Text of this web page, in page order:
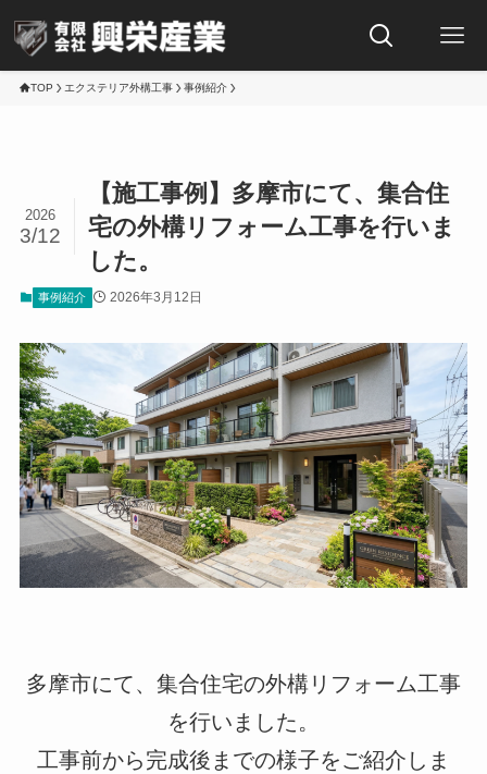
TOP エクステリア外構工事 事例紹介
【施工事例】多摩市にて、集合住
宅の外構リフォーム工事を行いま
した。
2026
3/12
事例紹介 2026年3月12日
多摩市にて、集合住宅の外構リフォーム工事
を行いました。
工事前から完成後までの様子をご紹介しま